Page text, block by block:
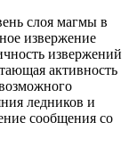
слоя магмы в
извержение
извержений
активность
ледников и
сообщения со